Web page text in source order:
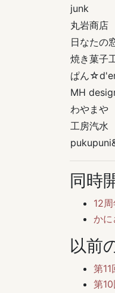
junk
丸岩商店
日なたの
焼き菓子
ぱん
MH
わやまや
工房汽水
同時
12
か
以前
第11
第